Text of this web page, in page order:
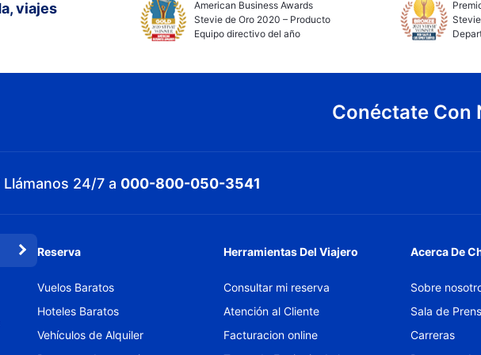
viajes
American Business Awards
Stevie de Oro 2020 – Producto
Equipo directivo del año
Conéctate Con
Llámanos 24/7 a 000-800-050-3541
Reserva
Vuelos Baratos
Hoteles Baratos
Vehículos de Alquiler
Herramientas Del Viajero
Consultar mi reserva
Atención al Cliente
Facturacion online
Acerca De
Sobre
Sala de
Carreras